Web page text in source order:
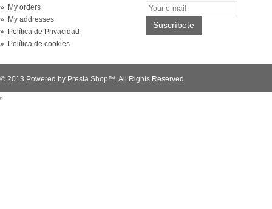
» My orders
» My addresses
» Política de Privacidad
» Política de cookies
© 2013 Powered by Presta Shop™. All Rights Reserved